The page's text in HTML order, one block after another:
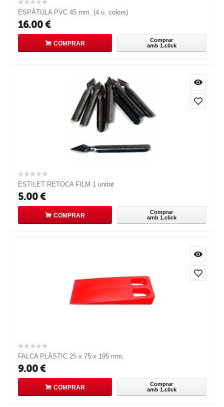
ESPÀTULA PVC 45 mm. (4 u. colors)
16.00€
COMPRAR
Comprar
amb 1.click
ESTILET RETOCA FILM 1 unitat
5.00€
COMPRAR
Comprar
amb 1.click
FALCA PLÀSTIC 25 x 75 x 195 mm.
9.00€
COMPRAR
Comprar
amb 1.click